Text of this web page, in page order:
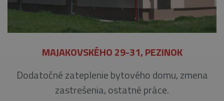
MAJAKOVSKÉHO 29-31, PEZINOK
Dodatočné zateplenie bytového domu, zmena
zastrešenia, ostatné práce.